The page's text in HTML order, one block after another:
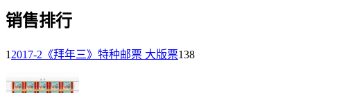
销售排行
1 2017-2《拜年三》特种邮票 大版票138